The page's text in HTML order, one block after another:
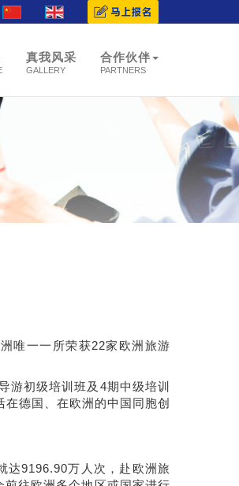
真我风采
GALLERY
合作伙伴
PARTNERS
唯一一所荣获22家欧洲旅游
初级培训班及4期中级培训
德国、在欧洲的中国同胞创
9196.90万人次，赴欧洲旅